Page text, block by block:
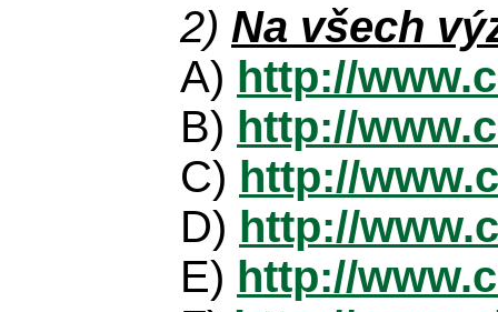
2) Na všech
A) http://
B) http://
C) http://
D) http://
E) http://